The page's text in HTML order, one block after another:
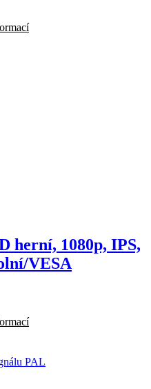
herní, 1080p, IPS,
VESA